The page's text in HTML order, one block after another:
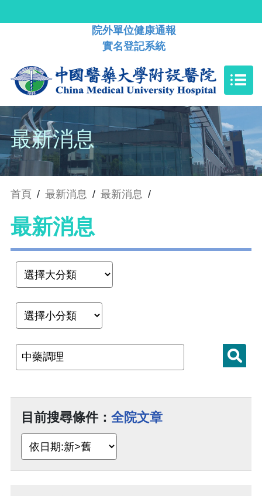
院外單位健康通報
實名登記系統
最新消息
首頁 / 最新消息 / 最新消息 /
最新消息
目前搜尋條件： 全院文章